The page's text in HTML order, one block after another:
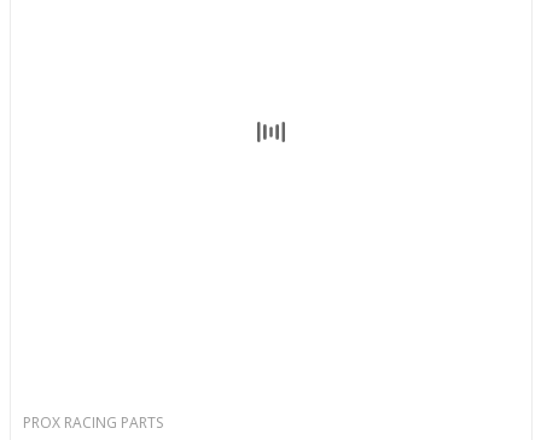
PROX RACING PARTS